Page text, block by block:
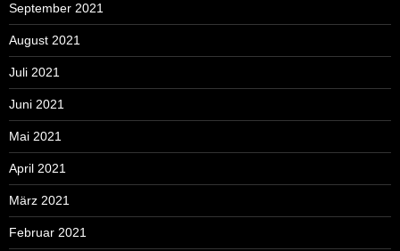
September 2021
August 2021
Juli 2021
Juni 2021
Mai 2021
April 2021
März 2021
Februar 2021